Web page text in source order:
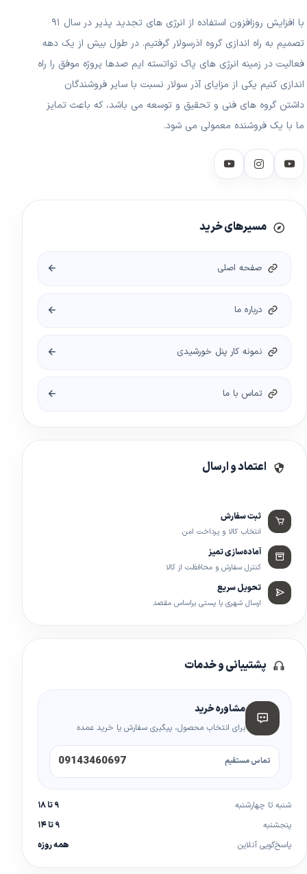
با افزایش روزافزون استفاده از انرژی های تجدید پذیر در سال ۹۱
تصمیم به راه اندازی گروه اذرسولار گرفتیم. در طول بیش از یک دهه
فعالیت در زمینه انرژی های پاک تواتسته ایم صدها پروژه موفق را راه
اندازی کنیم یکی از مزایای آذر سولار نسبت با سایر فروشندگان
داشتن گروه های فنی و تحقیق و توسعه می باشد، که باعث تمایز
ما با یک فروشنده معمولی می شود.
مسیرهای خرید
صفحه اصلی
درباره ما
نمونه کار پنل خورشیدی
تماس با ما
اعتماد و ارسال
ثبت سفارش
انتخاب کالا و پرداخت امن
آماده‌سازی تمیز
کنترل سفارش و محافظت از کالا
تحویل سریع
ارسال شهری یا پستی براساس مقصد
پشتیبانی و خدمات
مشاوره خرید
برای انتخاب محصول، پیگیری سفارش یا خرید عمده
تماس مستقیم 09143460697
شنبه تا چهارشنبه
۹ تا ۱۸
پنجشنبه
۹ تا ۱۴
پاسخ‌گویی آنلاین
همه روزه